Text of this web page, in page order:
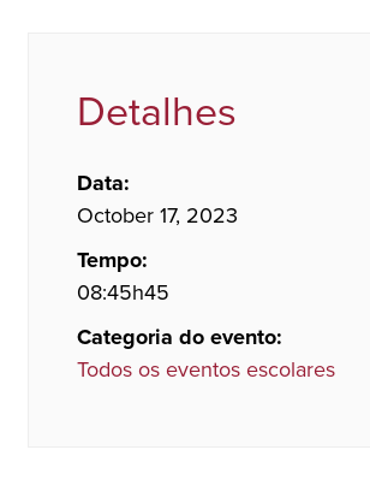
Detalhes
Data:
October 17, 2023
Tempo:
08:45h45
Categoria do evento:
Todos os eventos escolares